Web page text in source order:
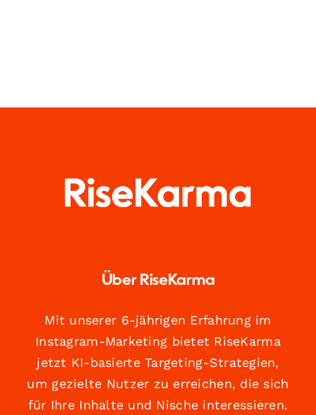
Über RiseKarma
Mit unserer 6-jährigen Erfahrung im
Instagram-Marketing bietet RiseKarma
jetzt KI-basierte Targeting-Strategien,
um gezielte Nutzer zu erreichen, die sich
für Ihre Inhalte und Nische interessieren.